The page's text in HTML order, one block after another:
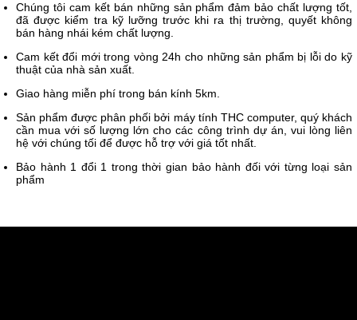
Chúng tôi cam kết bán những sản phẩm đảm bảo chất lượng tốt,
đã được kiểm tra kỹ lưỡng trước khi ra thị trường, quyết không
bán hàng nhái kém chất lượng.
Cam kết đổi mới trong vòng 24h cho những sản phẩm bị lỗi do kỹ
thuật của nhà sản xuất.
Giao hàng miễn phí trong bán kính 5km.
Sản phẩm được phân phối bởi máy tính THC computer, quý khách
cần mua với số lượng lớn cho các công trình dự án, vui lòng liên
hệ với chúng tối để được hỗ trợ với giá tốt nhất.
Bảo hành 1 đổi 1 trong thời gian bảo hành đối với từng loại sản
phẩm